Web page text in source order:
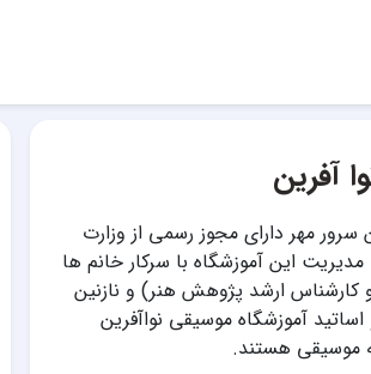
آفرین
مهر دارای مجوز رسمی از وزارت
این آموزشگاه با سرکار خانم ها
کارشناس ارشد پژوهش هنر) و نازنین
آموزشگاه موسیقی نواآفرین
موسیقی هستند.